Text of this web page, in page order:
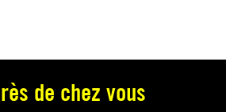
de chez vous